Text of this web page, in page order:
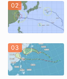
02
03